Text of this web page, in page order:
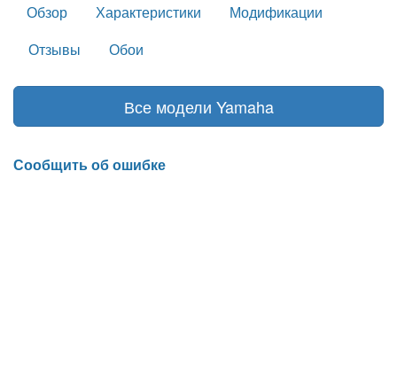
Обзор
Характеристики
Модификации
Отзывы
Обои
Все модели Yamaha
Сообщить об ошибке